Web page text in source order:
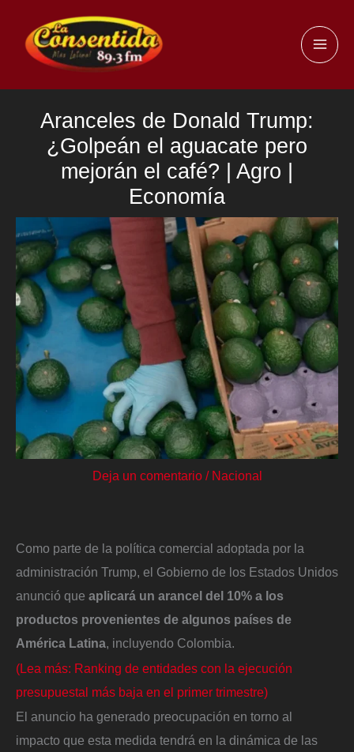
contenido
Aranceles de Donald Trump:
¿Golpeán el aguacate pero
mejorán el café? | Agro |
Economía
Deja un comentario / Nacional
Como parte de la política comercial adoptada por la
administración Trump, el Gobierno de los Estados Unidos
anunció que aplicará un arancel del 10% a los
productos provenientes de algunos países de
América Latina, incluyendo Colombia.
(Lea más: Ranking de entidades con la ejecución
presupuestal más baja en el primer trimestre)
El anuncio ha generado preocupación en torno al
impacto que esta medida tendrá en la dinámica de las